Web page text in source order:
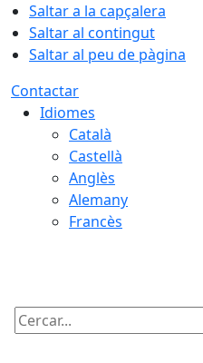
Saltar a la capçalera
Saltar al contingut
Saltar al peu de pàgina
Contactar
Idiomes
Català
Castellà
Anglès
Alemany
Francès
Cercar: